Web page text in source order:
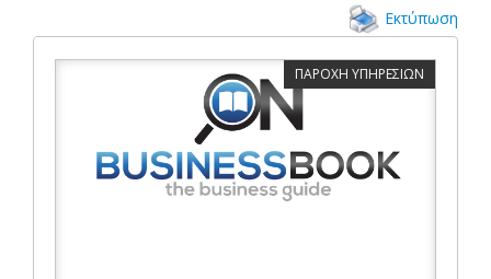
Εκτύπωση
ΠΑΡΟΧΗ ΥΠΗΡΕΣΙΩΝ